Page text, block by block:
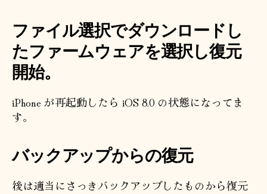
ファイル選択でダウンロードし
たファームウェアを選択し復元
開始。
iPhone が再起動したら iOS 8.0 の状態になってま
す。
バックアップからの復元
後は適当にさっきバックアップしたものから復元